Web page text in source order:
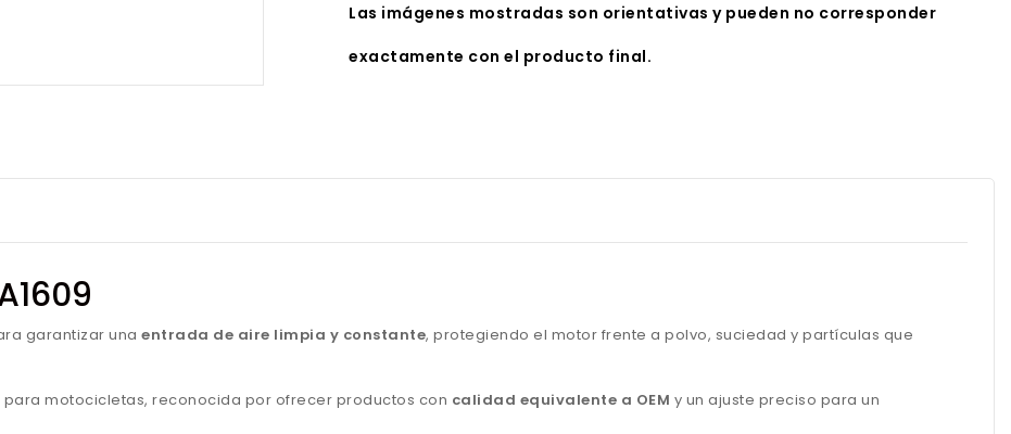
Las imágenes mostradas son orientativas y pueden no corresponder
exactamente con el producto final.
garantizar una entrada de aire limpia y constante, protegiendo el motor frente a polvo, suciedad y partículas que
motocicletas, reconocida por ofrecer productos con calidad equivalente a OEM y un ajuste preciso para un